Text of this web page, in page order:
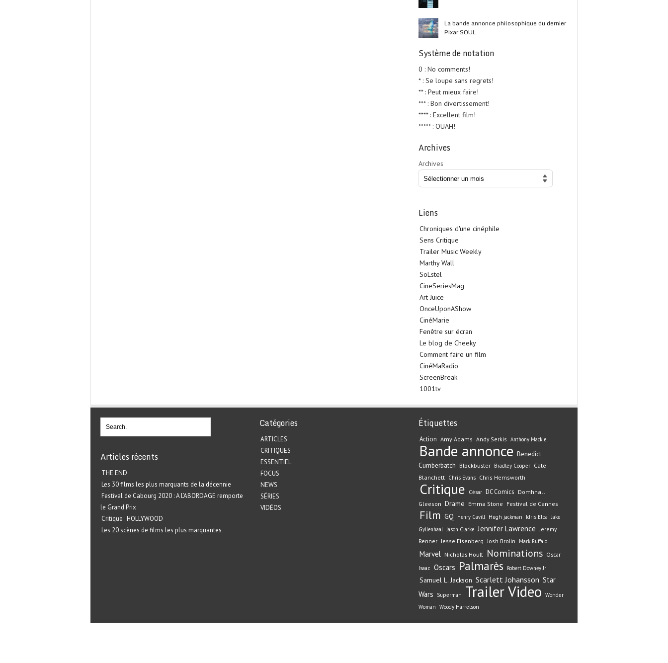
La bande annonce philosophique du dernier
Pixar SOUL
Système de notation
0 : No comments!
* : Se loupe sans regrets!
** : Peut mieux faire!
*** : Bon divertissement!
**** : Excellent film!
***** : OUAH!
Archives
Archives
Liens
Chroniques d'une cinéphile
Sens Critique
Trailer Music Weekly
Marthy Wall
SoLstel
CineSeriesMag
Art Juice
OnceUponAShow
CinéMarie
Fenêtre sur écran
Le blog de Cheeky
Comment faire un film
CinéMaRadio
ScreenBreak
1001tv
Articles récents
THE END
Les 30 films les plus marquants de la décennie
Festival de Cabourg 2020 : A L’ABORDAGE remporte
le Grand Prix
Critique : HOLLYWOOD
Les 20 scènes de films les plus marquantes
Catégories
ARTICLES
CRITIQUES
ESSENTIEL
FOCUS
NEWS
SÉRIES
VIDÉOS
Étiquettes
Action Amy Adams Andy Serkis Anthony Mackie
Bande annonce Benedict
Cumberbatch Blockbuster Bradley Cooper Cate
Blanchett Chris Evans Chris Hemsworth
Critique César DC Comics Domhnall
Gleeson Drame Emma Stone Festival de Cannes
Film GQ Henry Cavill Hugh jackman Idris Elba Jake
Gyllenhaal Jason Clarke Jennifer Lawrence Jeremy
Renner Jesse Eisenberg Josh Brolin Mark Ruffalo
Marvel Nicholas Hoult Nominations Oscar
Isaac Oscars Palmarès Robert Downey Jr
Samuel L. Jackson Scarlett Johansson Star
Wars
Superman TrailerVideo Wonder
Woman Woody Harrelson